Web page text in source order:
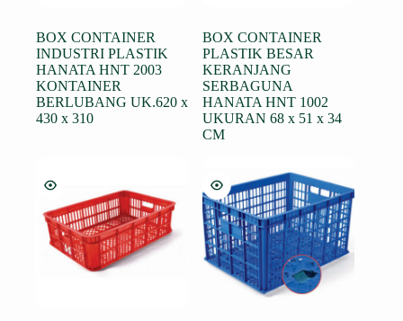
BOX CONTAINER
INDUSTRI PLASTIK
HANATA HNT 2003
KONTAINER
BERLUBANG UK.620 x
430 x 310
BOX CONTAINER
PLASTIK BESAR
KERANJANG
SERBAGUNA
HANATA HNT 1002
UKURAN 68 x 51 x 34
CM